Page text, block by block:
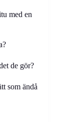
med en
de gör?
som ändå